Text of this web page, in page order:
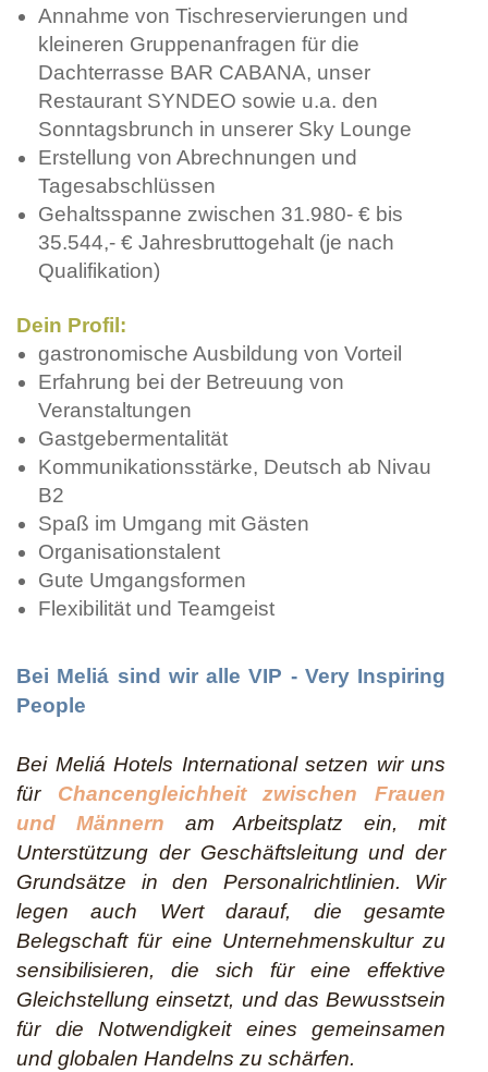
Annahme von Tischreservierungen und
kleineren Gruppenanfragen für die
Dachterrasse BAR CABANA, unser
Restaurant SYNDEO sowie u.a. den
Sonntagsbrunch in unserer Sky Lounge
Erstellung von Abrechnungen und
Tagesabschlüssen
Gehaltsspanne zwischen 31.980- € bis
35.544,- € Jahresbruttogehalt (je nach
Qualifikation)
Dein Profil:
gastronomische Ausbildung von Vorteil
Erfahrung bei der Betreuung von
Veranstaltungen
Gastgebermentalität
Kommunikationsstärke, Deutsch ab Nivau
B2
Spaß im Umgang mit Gästen
Organisationstalent
Gute Umgangsformen
Flexibilität und Teamgeist
Bei Meliá sind wir alle VIP - Very Inspiring
People
Bei Meliá Hotels International setzen wir uns
für Chancengleichheit zwischen Frauen
und Männern am Arbeitsplatz ein, mit
Unterstützung der Geschäftsleitung und der
Grundsätze in den Personalrichtlinien. Wir
legen auch Wert darauf, die gesamte
Belegschaft für eine Unternehmenskultur zu
sensibilisieren, die sich für eine effektive
Gleichstellung einsetzt, und das Bewusstsein
für die Notwendigkeit eines gemeinsamen
und globalen Handelns zu schärfen.